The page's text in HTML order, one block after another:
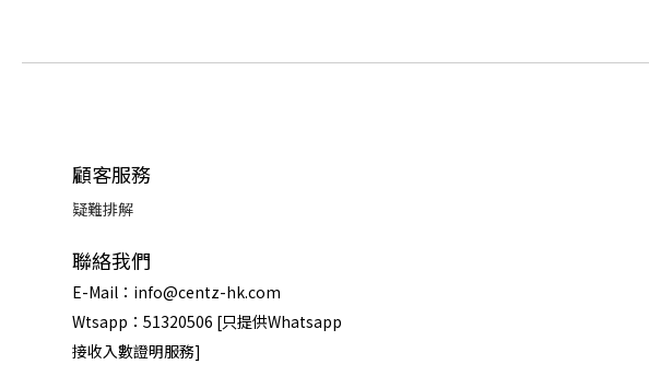
顧客服務
疑難排解
聯絡我們
E-Mail：info@centz-hk.com
Wtsapp：51320506 [只提供Whatsapp
接收入數證明服務]